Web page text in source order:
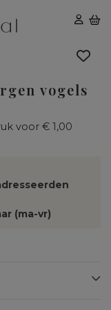
vogels
voor € 1,00
(ma-vr)